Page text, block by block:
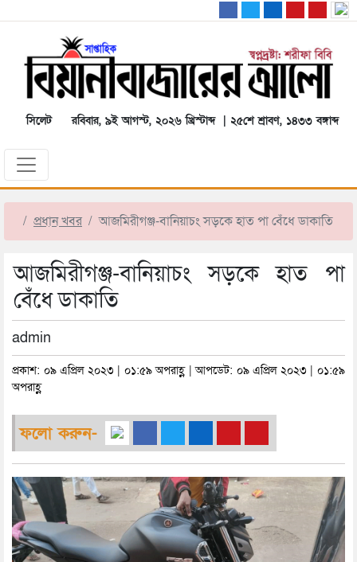
সিলেট রবিবার, ৯ই আগস্ট, ২০২৬ খ্রিস্টাব্দ | ২৫শে শ্রাবণ, ১৪৩৩ বঙ্গাব্দ
প্রধান খবর আজমিরীগঞ্জ-বানিয়াচং সড়কে হাত পা বেঁধে ডাকাতি
আজমিরীগঞ্জ-বানিয়াচং সড়কে হাত পা
বেঁধে ডাকাতি
admin
প্রকাশ: ০৯ এপ্রিল ২০২৩ | ০১:৫৯ অপরাহ্ণ | আপডেট: ০৯ এপ্রিল ২০২৩ | ০১:৫৯
অপরাহ্ণ
ফলো করুন-